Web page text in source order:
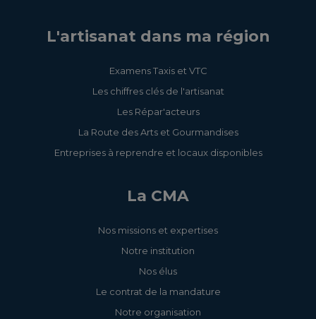
L'artisanat dans ma région
Examens Taxis et VTC
Les chiffres clés de l'artisanat
Les Répar'acteurs
La Route des Arts et Gourmandises
Entreprises à reprendre et locaux disponibles
La CMA
Nos missions et expertises
Notre institution
Nos élus
Le contrat de la mandature
Notre organisation